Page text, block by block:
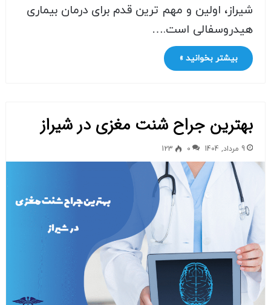
شیراز، اولین و مهم ترین قدم برای درمان بیماری
هیدروسفالی است.…
بیشتر بخوانید »
بهترین جراح شنت مغزی در شیراز
9 مرداد, 1404 0
123